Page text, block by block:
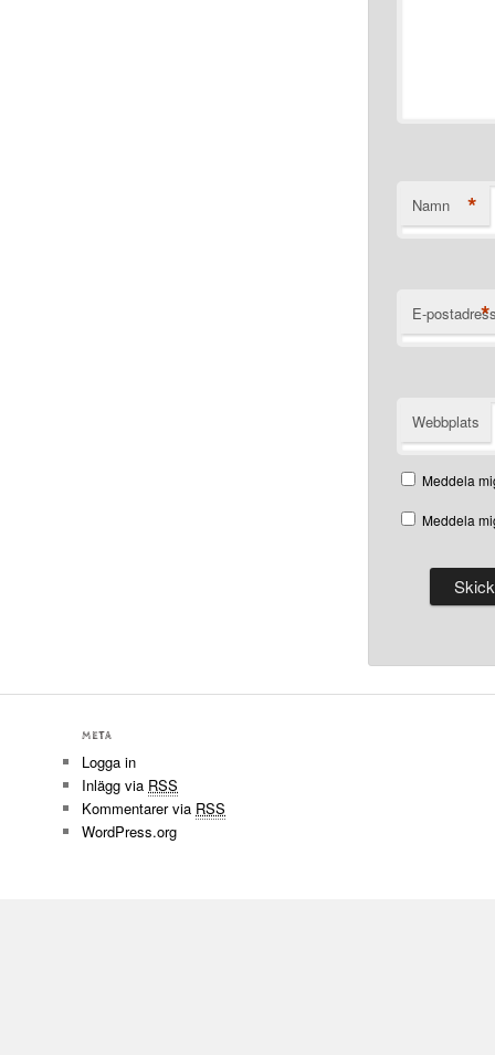
Namn *
E- *
Webbplats
Meddela
Meddela
META
Logga in
Inlägg via RSS
Kommentarer via RSS
WordPress.org